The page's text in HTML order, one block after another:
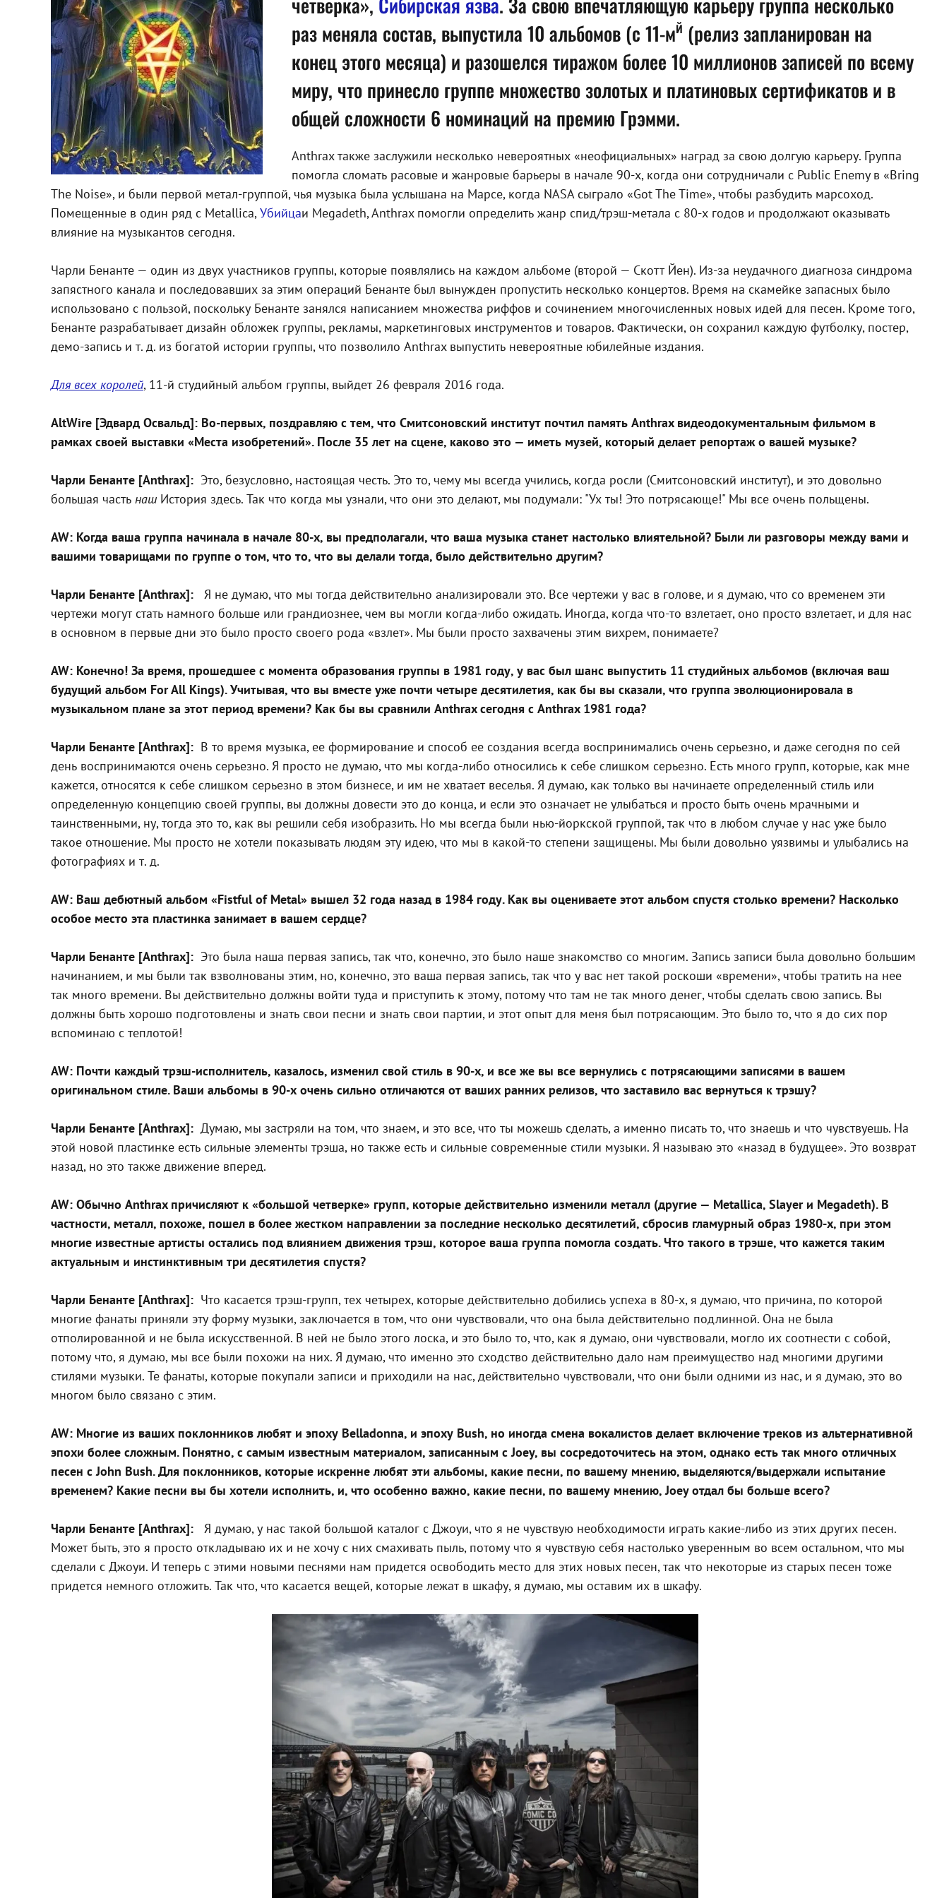
раз меняла состав, выпустила 10 альбомов (с 11-мй (релиз запланирован на
конец этого месяца) и разошелся тиражом более 10 миллионов записей по всему
миру, что принесло группе множество золотых и платиновых сертификатов и в
общей сложности 6 номинаций на премию Грэмми.
Anthrax также заслужили несколько невероятных «неофициальных» наград за свою долгую карьеру. Группа
помогла сломать расовые и жанровые барьеры в начале 90-х, когда они сотрудничали с Public Enemy в «Bring
The Noise», и были первой метал-группой, чья музыка была услышана на Марсе, когда NASA сыграло «Got The Time», чтобы разбудить марсоход.
Помещенные в один ряд с Metallica,Убийцаи Megadeth, Anthrax помогли определить жанр спид/трэш-метала с 80-х годов и продолжают оказывать
влияние на музыкантов сегодня.
Чарли Бенанте — один из двух участников группы, которые появлялись на каждом альбоме (второй — Скотт Йен). Из-за неудачного диагноза синдрома
запястного канала и последовавших за этим операций Бенанте был вынужден пропустить несколько концертов. Время на скамейке запасных было
использовано с пользой, поскольку Бенанте занялся написанием множества риффов и сочинением многочисленных новых идей для песен. Кроме того,
Бенанте разрабатывает дизайн обложек группы, рекламы, маркетинговых инструментов и товаров. Фактически, он сохранил каждую футболку, постер,
демо-запись и т. д. из богатой истории группы, что позволило Anthrax выпустить невероятные юбилейные издания.
Для всех королей, 11-й студийный альбом группы, выйдет 26 февраля 2016 года.
AltWire [Эдвард Освальд]: Во-первых, поздравляю с тем, что Смитсоновский институт почтил память Anthrax видеодокументальным фильмом в
рамках своей выставки «Места изобретений». После 35 лет на сцене, каково это — иметь музей, который делает репортаж о вашей музыке?
Чарли Бенанте [Anthrax]: Это, безусловно, настоящая честь. Это то, чему мы всегда учились, когда росли (Смитсоновский институт), и это довольно
большая часть наш История здесь. Так что когда мы узнали, что они это делают, мы подумали: "Ух ты! Это потрясающе!" Мы все очень польщены.
AW: Когда ваша группа начинала в начале 80-х, вы предполагали, что ваша музыка станет настолько влиятельной? Были ли разговоры между вами и
вашими товарищами по группе о том, что то, что вы делали тогда, было действительно другим?
Чарли Бенанте [Anthrax]: Я не думаю, что мы тогда действительно анализировали это. Все чертежи у вас в голове, и я думаю, что со временем эти
чертежи могут стать намного больше или грандиознее, чем вы могли когда-либо ожидать. Иногда, когда что-то взлетает, оно просто взлетает, и для нас
в основном в первые дни это было просто своего рода «взлет». Мы были просто захвачены этим вихрем, понимаете?
AW: Конечно! За время, прошедшее с момента образования группы в 1981 году, у вас был шанс выпустить 11 студийных альбомов (включая ваш
будущий альбом For All Kings). Учитывая, что вы вместе уже почти четыре десятилетия, как бы вы сказали, что группа эволюционировала в
музыкальном плане за этот период времени? Как бы вы сравнили Anthrax сегодня с Anthrax 1981 года?
Чарли Бенанте [Anthrax]: В то время музыка, ее формирование и способ ее создания всегда воспринимались очень серьезно, и даже сегодня по сей
день воспринимаются очень серьезно. Я просто не думаю, что мы когда-либо относились к себе слишком серьезно. Есть много групп, которые, как мне
кажется, относятся к себе слишком серьезно в этом бизнесе, и им не хватает веселья. Я думаю, как только вы начинаете определенный стиль или
определенную концепцию своей группы, вы должны довести это до конца, и если это означает не улыбаться и просто быть очень мрачными и
таинственными, ну, тогда это то, как вы решили себя изобразить. Но мы всегда были нью-йоркской группой, так что в любом случае у нас уже было
такое отношение. Мы просто не хотели показывать людям эту идею, что мы в какой-то степени защищены. Мы были довольно уязвимы и улыбались на
фотографиях и т. д.
AW: Ваш дебютный альбом «Fistful of Metal» вышел 32 года назад в 1984 году. Как вы оцениваете этот альбом спустя столько времени? Насколько
особое место эта пластинка занимает в вашем сердце?
Чарли Бенанте [Anthrax]: Это была наша первая запись, так что, конечно, это было наше знакомство со многим. Запись записи была довольно большим
начинанием, и мы были так взволнованы этим, но, конечно, это ваша первая запись, так что у вас нет такой роскоши «времени», чтобы тратить на нее
так много времени. Вы действительно должны войти туда и приступить к этому, потому что там не так много денег, чтобы сделать свою запись. Вы
должны быть хорошо подготовлены и знать свои песни и знать свои партии, и этот опыт для меня был потрясающим. Это было то, что я до сих пор
вспоминаю с теплотой!
AW: Почти каждый трэш-исполнитель, казалось, изменил свой стиль в 90-х, и все же вы все вернулись с потрясающими записями в вашем
оригинальном стиле. Ваши альбомы в 90-х очень сильно отличаются от ваших ранних релизов, что заставило вас вернуться к трэшу?
Чарли Бенанте [Anthrax]: Думаю, мы застряли на том, что знаем, и это все, что ты можешь сделать, а именно писать то, что знаешь и что чувствуешь. На
этой новой пластинке есть сильные элементы трэша, но также есть и сильные современные стили музыки. Я называю это «назад в будущее». Это возврат
назад, но это также движение вперед.
AW: Обычно Anthrax причисляют к «большой четверке» групп, которые действительно изменили металл (другие — Metallica, Slayer и Megadeth). В
частности, металл, похоже, пошел в более жестком направлении за последние несколько десятилетий, сбросив гламурный образ 1980-х, при этом
многие известные артисты остались под влиянием движения трэш, которое ваша группа помогла создать. Что такого в трэше, что кажется таким
актуальным и инстинктивным три десятилетия спустя?
Чарли Бенанте [Anthrax]: Что касается трэш-групп, тех четырех, которые действительно добились успеха в 80-х, я думаю, что причина, по которой
многие фанаты приняли эту форму музыки, заключается в том, что они чувствовали, что она была действительно подлинной. Она не была
отполированной и не была искусственной. В ней не было этого лоска, и это было то, что, как я думаю, они чувствовали, могло их соотнести с собой,
потому что, я думаю, мы все были похожи на них. Я думаю, что именно это сходство действительно дало нам преимущество над многими другими
стилями музыки. Те фанаты, которые покупали записи и приходили на нас, действительно чувствовали, что они были одними из нас, и я думаю, это во
многом было связано с этим.
AW: Многие из ваших поклонников любят и эпоху Belladonna, и эпоху Bush, но иногда смена вокалистов делает включение треков из альтернативной
эпохи более сложным. Понятно, с самым известным материалом, записанным с Joey, вы сосредоточитесь на этом, однако есть так много отличных
песен с John Bush. Для поклонников, которые искренне любят эти альбомы, какие песни, по вашему мнению, выделяются/выдержали испытание
временем? Какие песни вы бы хотели исполнить, и, что особенно важно, какие песни, по вашему мнению, Joey отдал бы больше всего?
Чарли Бенанте [Anthrax]: Я думаю, у нас такой большой каталог с Джоуи, что я не чувствую необходимости играть какие-либо из этих других песен.
Может быть, это я просто откладываю их и не хочу с них смахивать пыль, потому что я чувствую себя настолько уверенным во всем остальном, что мы
сделали с Джоуи. И теперь с этими новыми песнями нам придется освободить место для этих новых песен, так что некоторые из старых песен тоже
придется немного отложить. Так что, что касается вещей, которые лежат в шкафу, я думаю, мы оставим их в шкафу.